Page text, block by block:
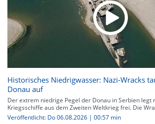
Historisches Niedrigwasser: Nazi-Wracks
Donau auf
Der extrem niedrige Pegel der Donau in Serbien legt
Kriegsschiffe aus dem Zweiten Weltkrieg frei. Die
Veröffentlicht: Do 06.08.2026 | 00:57 min